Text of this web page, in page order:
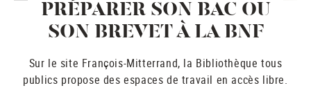
PRÉPARER SON BAC OU
SON BREVET À LA BNF
Sur le site François-Mitterrand, la Bibliothèque tous
publics propose des espaces de travail en accès libre.